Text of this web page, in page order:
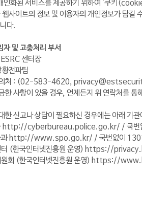
인화된 서비스를 제공하기 위하여 '쿠키
사이트의 정보 및 이용자의 개인정보가 담길
다.
및 고충처리 부서
센터장
황전파팀
의처 : (02-583-4620,
한 사항이 있을 경우, 언제든지 위 연락처를 통
한 신고나 상담이 필요하신 경우에는 아래 기
http://cyberbureau.police.go.kr/ / 국번
과 http://www.spo.go.kr/ / 국번없이
터 (한국인터넷진흥원 운영) https://
원회 (한국인터넷진흥원 운영) https://